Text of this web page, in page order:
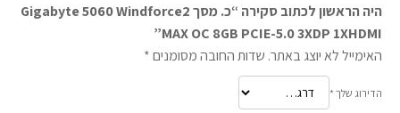
היה הראשון לכתוב סקירה “כ. מסך Gigabyte 5060 Windforce2
MAX OC 8GB PCIE-5.0 3XDP 1XHDMI”
האימייל לא יוצג באתר. שדות החובה מסומנים*
הדירוג שלך *